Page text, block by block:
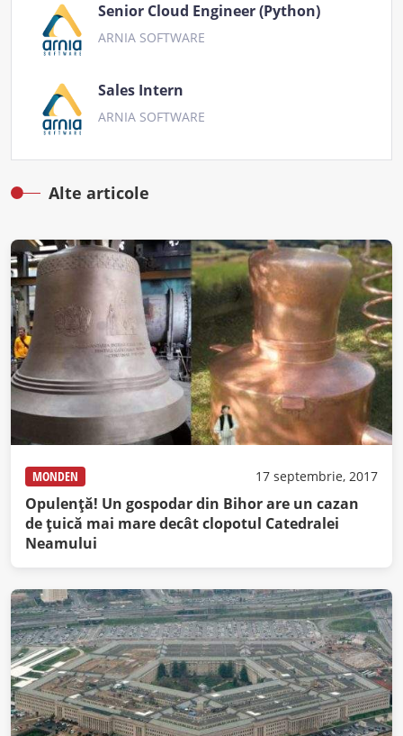
Senior Cloud Engineer (Python)
ARNIA SOFTWARE
Sales Intern
ARNIA SOFTWARE
Alte articole
MONDEN 17 septembrie, 2017
Opulenţă! Un gospodar din Bihor are un cazan
de ţuică mai mare decât clopotul Catedralei
Neamului